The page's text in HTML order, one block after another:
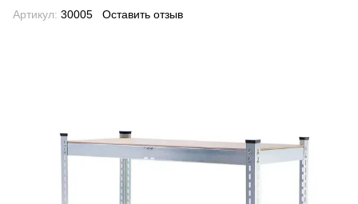
Артикул: 30005 Оставить отзыв